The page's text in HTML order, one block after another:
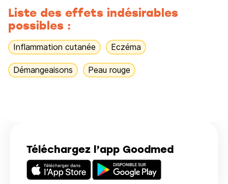
Téléchargez l’app Goodmed
Liste des effets indésirables
possibles :
Inflammation cutanée Eczéma
Démangeaisons Peau rouge